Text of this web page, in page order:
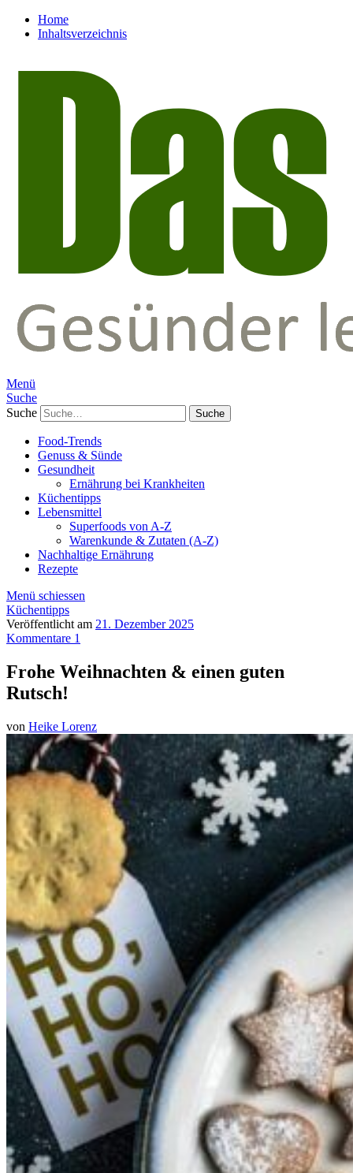
Home
Inhaltsverzeichnis
Menü
Suche
Suche
Food-Trends
Genuss & Sünde
Gesundheit
Ernährung bei Krankheiten
Küchentipps
Lebensmittel
Superfoods von A-Z
Warenkunde & Zutaten (A-Z)
Nachhaltige Ernährung
Rezepte
Menü schiessen
Küchentipps
Veröffentlicht am 21. Dezember 2025
Kommentare 1
Frohe Weihnachten & einen guten
Rutsch!
von Heike Lorenz